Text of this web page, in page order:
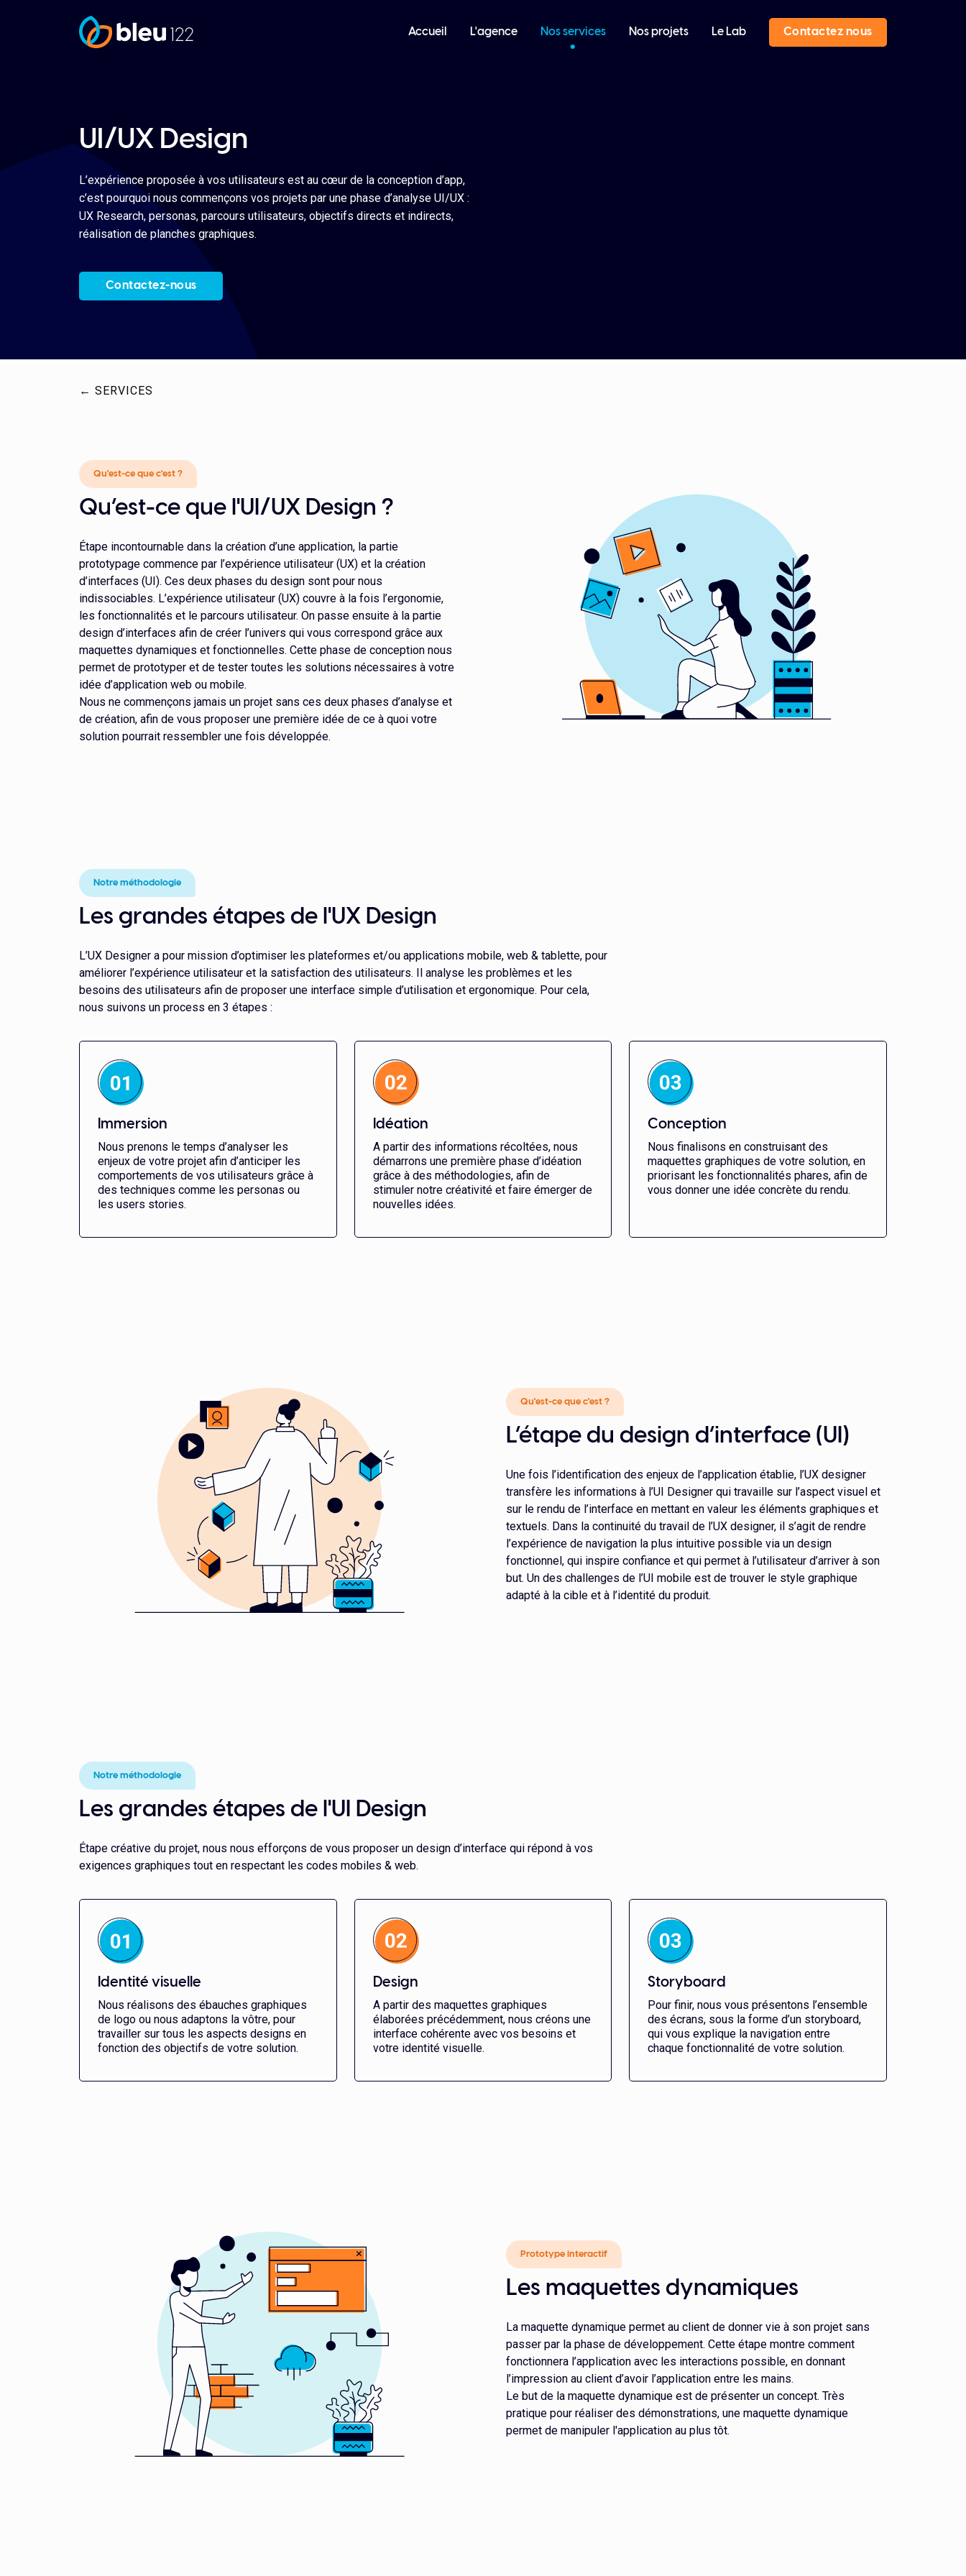
Accueil L'agence Nos services Nos projets Le Lab Contactez nous
UI/UX Design
L’expérience proposée à vos utilisateurs est au cœur de la conception d’app,
c’est pourquoi nous commençons vos projets par une phase d’analyse UI/UX :
UX Research, personas, parcours utilisateurs, objectifs directs et indirects,
réalisation de planches graphiques.
Contactez-nous
← SERVICES
Qu'est-ce que c'est ?
Qu’est-ce que l'UI/UX Design ?
Étape incontournable dans la création d’une application, la partie
prototypage commence par l’expérience utilisateur (UX) et la création
d’interfaces (UI). Ces deux phases du design sont pour nous
indissociables. L’expérience utilisateur (UX) couvre à la fois l’ergonomie,
les fonctionnalités et le parcours utilisateur. On passe ensuite à la partie
design d’interfaces afin de créer l’univers qui vous correspond grâce aux
maquettes dynamiques et fonctionnelles. Cette phase de conception nous
permet de prototyper et de tester toutes les solutions nécessaires à votre
idée d’application web ou mobile.
Nous ne commençons jamais un projet sans ces deux phases d’analyse et
de création, afin de vous proposer une première idée de ce à quoi votre
solution pourrait ressembler une fois développée.
Notre méthodologie
Les grandes étapes de l'UX Design
L’UX Designer a pour mission d’optimiser les plateformes et/ou applications mobile, web & tablette, pour
améliorer l’expérience utilisateur et la satisfaction des utilisateurs. Il analyse les problèmes et les
besoins des utilisateurs afin de proposer une interface simple d’utilisation et ergonomique. Pour cela,
nous suivons un process en 3 étapes :
Immersion
Nous prenons le temps d’analyser les
enjeux de votre projet afin d’anticiper les
comportements de vos utilisateurs grâce à
des techniques comme les personas ou
les users stories.
Idéation
A partir des informations récoltées, nous
démarrons une première phase d’idéation
grâce à des méthodologies, afin de
stimuler notre créativité et faire émerger de
nouvelles idées.
Conception
Nous finalisons en construisant des
maquettes graphiques de votre solution, en
priorisant les fonctionnalités phares, afin de
vous donner une idée concrète du rendu.
Qu'est-ce que c'est ?
L’étape du design d’interface (UI)
Une fois l’identification des enjeux de l’application établie, l’UX designer
transfère les informations à l’UI Designer qui travaille sur l’aspect visuel et
sur le rendu de l’interface en mettant en valeur les éléments graphiques et
textuels. Dans la continuité du travail de l’UX designer, il s’agit de rendre
l’expérience de navigation la plus intuitive possible via un design
fonctionnel, qui inspire confiance et qui permet à l’utilisateur d’arriver à son
but. Un des challenges de l’UI mobile est de trouver le style graphique
adapté à la cible et à l’identité du produit.
Notre méthodologie
Les grandes étapes de l'UI Design
Étape créative du projet, nous nous efforçons de vous proposer un design d’interface qui répond à vos
exigences graphiques tout en respectant les codes mobiles & web.
Identité visuelle
Nous réalisons des ébauches graphiques
de logo ou nous adaptons la vôtre, pour
travailler sur tous les aspects designs en
fonction des objectifs de votre solution.
Design
A partir des maquettes graphiques
élaborées précédemment, nous créons une
interface cohérente avec vos besoins et
votre identité visuelle.
Storyboard
Pour finir, nous vous présentons l’ensemble
des écrans, sous la forme d’un storyboard,
qui vous explique la navigation entre
chaque fonctionnalité de votre solution.
Prototype interactif
Les maquettes dynamiques
La maquette dynamique permet au client de donner vie à son projet sans
passer par la phase de développement. Cette étape montre comment
fonctionnera l’application avec les interactions possible, en donnant
l’impression au client d’avoir l’application entre les mains.
Le but de la maquette dynamique est de présenter un concept. Très
pratique pour réaliser des démonstrations, une maquette dynamique
permet de manipuler l'application au plus tôt.